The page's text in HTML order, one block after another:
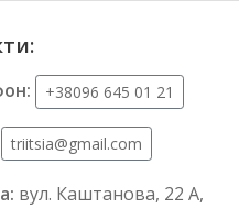
+38096 645 01 21
triitsia@gmail.com
вул. Каштанова, 22 А,